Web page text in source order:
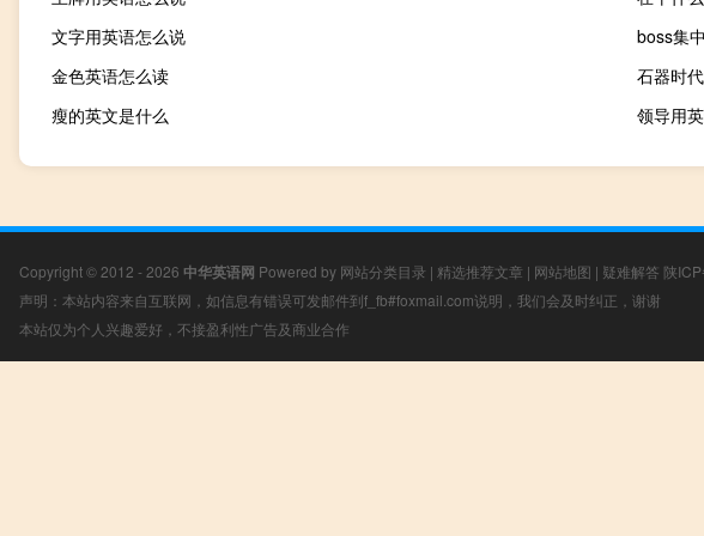
文字用英语怎么说
boss集
金色英语怎么读
石器时
瘦的英文是什么
领导用
Copyright © 2012 - 2026 中华英语网 Powered by 网站分类目录 | 精选推荐文章 | 网站地图 | 疑难解答 陕
声明：本站内容来自互联网，如信息有错误可发邮件到f_fb#foxmail.com说明，我们会及时纠正，谢谢
本站仅为个人兴趣爱好，不接盈利性广告及商业合作